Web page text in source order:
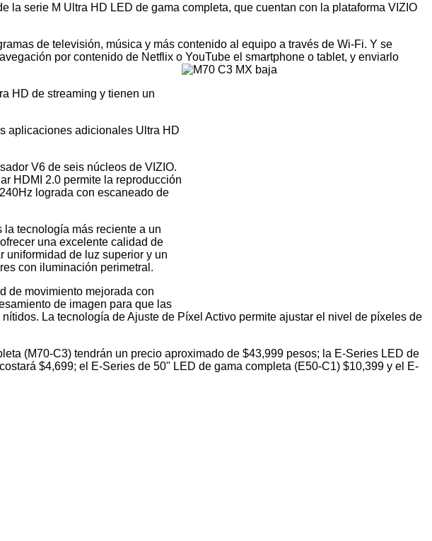
serie M Ultra HD LED de gama completa, que cuentan con la plataforma VIZIO
de televisión, música y más contenido al equipo a través de Wi-Fi. Y se
por contenido de Netflix o YouTube el smartphone o tablet, y enviarlo
HD de streaming y tienen un
aplicaciones adicionales Ultra HD
V6 de seis núcleos de VIZIO.
HDMI 2.0 permite la reproducción
lograda con escaneado de
tecnología más reciente a un
una excelente calidad de
uniformidad de luz superior y un
con iluminación perimetral.
de movimiento mejorada con
de imagen para que las
La tecnología de Ajuste de Píxel Activo permite ajustar el nivel de píxeles de
(M70-C3) tendrán un precio aproximado de $43,999 pesos; la E-Series LED de
$4,699; el E-Series de 50" LED de gama completa (E50-C1) $10,399 y el E-